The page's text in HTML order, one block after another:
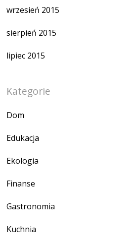
wrzesień 2015
sierpień 2015
lipiec 2015
Kategorie
Dom
Edukacja
Ekologia
Finanse
Gastronomia
Kuchnia